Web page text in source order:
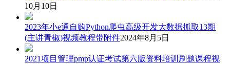
10月10日
2023年小e通自购Python爬虫高级开发大数据抓取13期
(主讲青椒)视频教程带附件2024年8月5日
2021项目管理pmp认证考试第六版资料培训刷题课程视